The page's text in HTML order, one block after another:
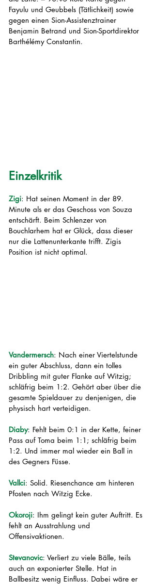
Fayulu und Geubbels (Tätlichkeit) sowie
gegen einen Sion-Assistenztrainer
Benjamin Betrand und Sion-Sportdirektor
Barthélémy Constantin.
Einzelkritik
Zigi: Hat seinen Moment in der 89.
Minute als er das Geschoss von Souza
entschärft. Beim Schlenzer von
Bouchlarhem hat er Glück, dass dieser
nur die Lattenunterkante trifft. Zigis
Position ist nicht optimal.
Vandermersch: Nach einer Viertelstunde
ein guter Abschluss, dann ein tolles
Dribbling mit guter Flanke auf Witzig;
schläfrig beim 1:2. Gehört aber über die
gesamte Spieldauer zu denjenigen, die
physisch hart verteidigen.
Diaby: Fehlt beim 0:1 in der Kette, feiner
Pass auf Toma beim 1:1; schläfrig beim
1:2. Und immer mal wieder ein Ball in
des Gegners Füsse.
Vallci: Solid. Riesenchance am hinteren
Pfosten nach Witzig Ecke.
Okoroji: Ihm gelingt kein guter Auftritt. Es
fehlt an Ausstrahlung und
Offensivaktionen.
Stevanovic: Verliert zu viele Bälle, teils
auch an exponierter Stelle. Hat in
Ballbesitz wenig Einfluss. Dabei wäre er